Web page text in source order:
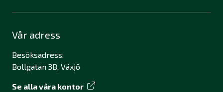
Vår adress
Besöksadress:
Bollgatan 3B, Växjö
Se alla våra kontor